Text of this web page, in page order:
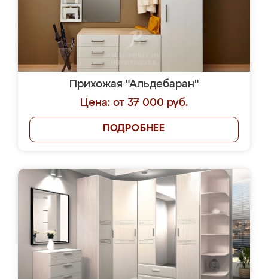
Прихожая "Альдебаран"
Цена: от 37 000 руб.
ПОДРОБНЕЕ